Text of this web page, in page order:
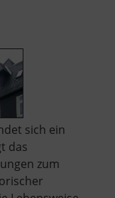
sich ein
das
zum